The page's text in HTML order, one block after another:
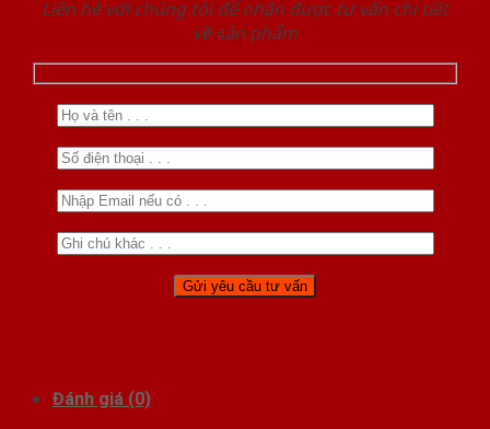
Liên hệ với chúng tôi để nhận được tư vấn chi tiết
về sản phẩm
Đánh giá (0)